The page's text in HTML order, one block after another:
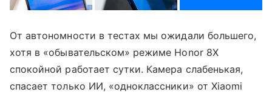
От автономности в тестах мы ожидали большего,
хотя в «обывательском» режиме Honor 8X
спокойной работает сутки. Камера слабенькая,
спасает только ИИ, «одноклассники» от Xiaomi